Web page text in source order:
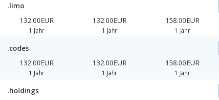
.limo
132.00EUR
1 Jahr
132.00EUR
1 Jahr
158.00EUR
1 Jahr
.codes
132.00EUR
1 Jahr
132.00EUR
1 Jahr
158.00EUR
1 Jahr
.holdings